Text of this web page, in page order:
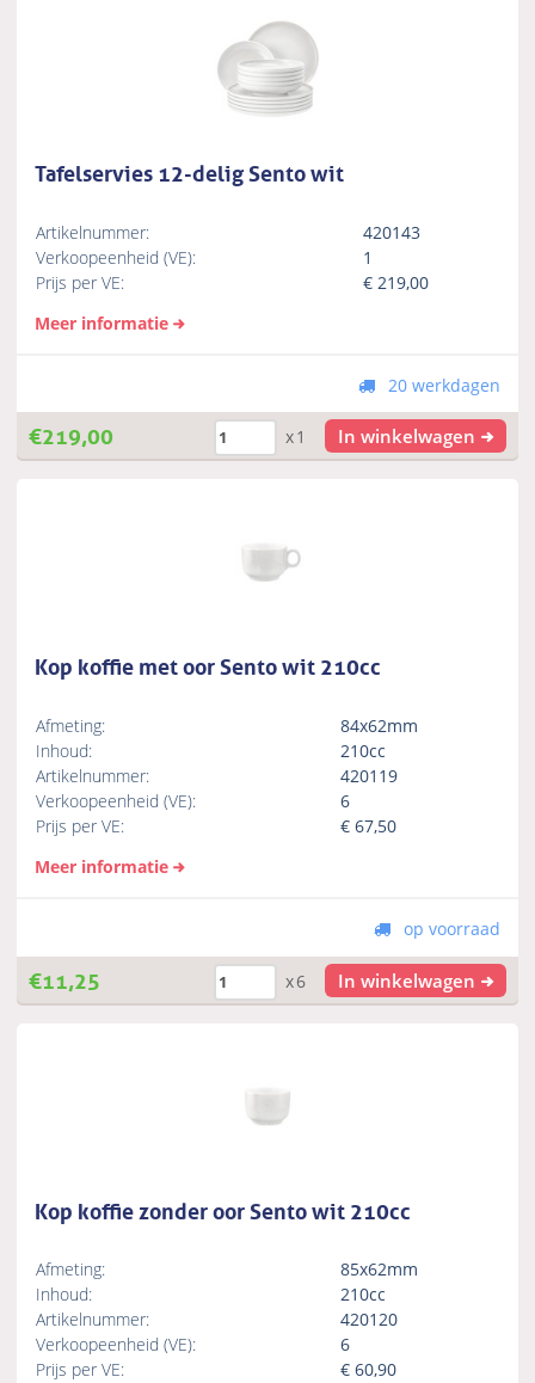
Tafelservies 12-delig Sento wit
Artikelnummer:
420143
Verkoopeenheid (VE):
1
Prijs per VE:
€ 219,00
Meer informatie
20 werkdagen
€219,00 x1 In winkelwagen
Kop koffie met oor Sento wit 210cc
Afmeting:
84x62mm
Inhoud:
210cc
Artikelnummer:
420119
Verkoopeenheid (VE):
6
Prijs per VE:
€67,50
Meer informatie
op voorraad
€11,25 x6 In winkelwagen
Kop koffie zonder oor Sento wit 210cc
Afmeting:
85x62mm
Inhoud:
210cc
Artikelnummer:
420120
Verkoopeenheid (VE):
6
Prijs per VE:
€60,90